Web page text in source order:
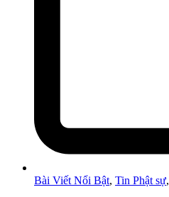
Bài Viết Nổi Bật, Tin Phật sự,